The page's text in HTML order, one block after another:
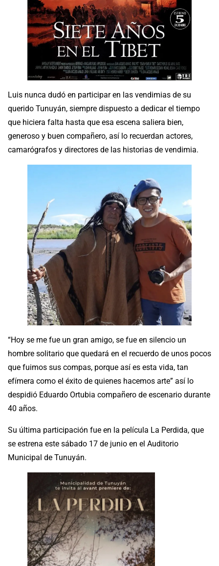
Luis nunca dudó en participar en las vendimias de su
querido Tunuyán, siempre dispuesto a dedicar el tiempo
que hiciera falta hasta que esa escena saliera bien,
generoso y buen compañero, así lo recuerdan actores,
camarógrafos y directores de las historias de vendimia.
“Hoy se me fue un gran amigo, se fue en silencio un
hombre solitario que quedará en el recuerdo de unos pocos
que fuimos sus compas, porque así es esta vida, tan
efímera como el éxito de quienes hacemos arte” así lo
despidió Eduardo Ortubia compañero de escenario durante
40 años.
Su última participación fue en la película La Perdida, que
se estrena este sábado 17 de junio en el Auditorio
Municipal de Tunuyán.